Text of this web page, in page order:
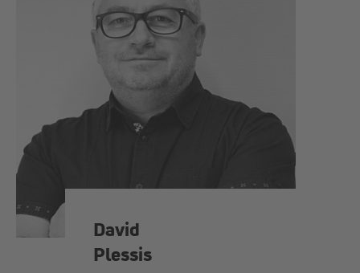
David
Plessis